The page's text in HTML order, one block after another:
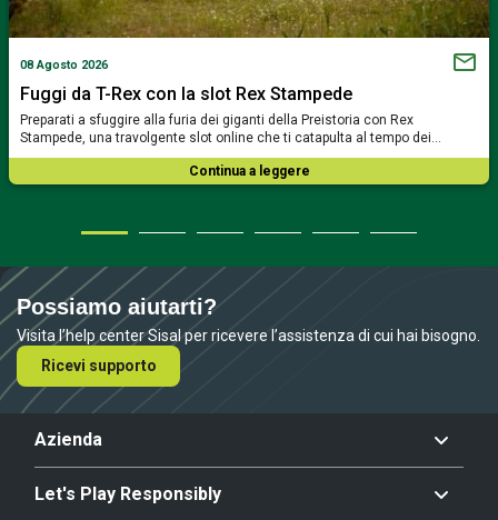
08 Agosto 2026
Fuggi da T-Rex con la slot Rex Stampede
Preparati a sfuggire alla furia dei giganti della Preistoria con Rex
Stampede, una travolgente slot online che ti catapulta al tempo dei…
Continua a leggere
Possiamo aiutarti?
Visita l’help center Sisal per ricevere l’assistenza di cui hai bisogno.
Ricevi supporto
Azienda
Let's Play Responsibly